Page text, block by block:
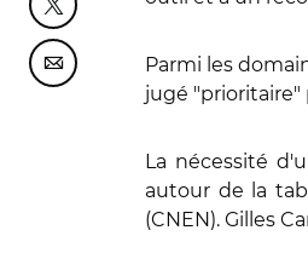
Partager cette page sur
Partager cette page sur
Parmi les
jugé "prioritaire"
La nécessité
autour de la
(CNEN). Gilles